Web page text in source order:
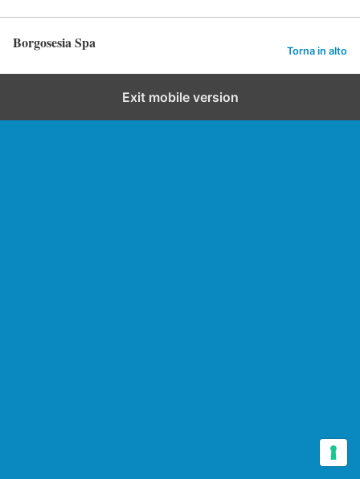
Borgosesia Spa Torna in alto
Exit mobile version